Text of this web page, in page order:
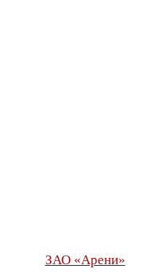
ЗАО «Арени»